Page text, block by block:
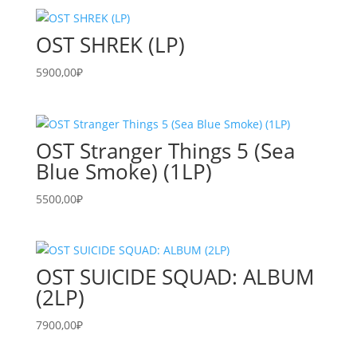
OST SHREK (LP)
5900,00₽
OST Stranger Things 5 (Sea
Blue Smoke) (1LP)
5500,00₽
OST SUICIDE SQUAD: ALBUM
(2LP)
7900,00₽